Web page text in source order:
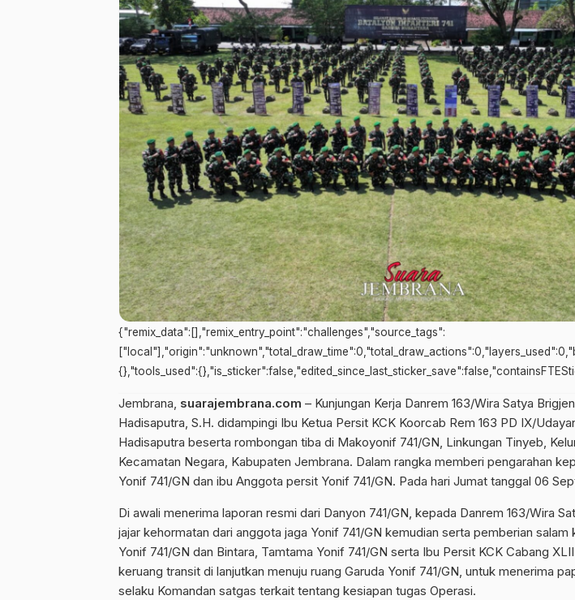
{"remix_data":[],"remix_entry_point":"challenges","source_tags":
Jembrana, suarajembrana.com – Kunjungan Kerja Danrem 163/Wira Satya
Hadisaputra, S.H. didampingi Ibu Ketua Persit KCK Koorcab Rem 163 PD IX/
Hadisaputra beserta rombongan tiba di Makoyonif 741/GN, Linkungan Tinyeb,
Kecamatan Negara, Kabupaten Jembrana. Dalam rangka memberi pengarahan
Yonif 741/GN dan ibu Anggota persit Yonif 741/GN. Pada hari Jumat tanggal 06
Di awali menerima laporan resmi dari Danyon 741/GN, kepada Danrem 163/Wira
jajar kehormatan dari anggota jaga Yonif 741/GN kemudian serta pemberian salam
Yonif 741/GN dan Bintara, Tamtama Yonif 741/GN serta Ibu Persit KCK Cabang
keruang transit di lanjutkan menuju ruang Garuda Yonif 741/GN, untuk menerima
selaku Komandan satgas terkait tentang kesiapan tugas Operasi.